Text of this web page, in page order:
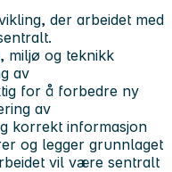
der arbeidet med
miljø og teknikk
av
for å forbedre ny
av
korrekt informasjon
og legger grunnlaget
vil være sentralt